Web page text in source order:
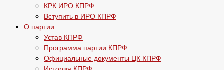
КРК ИРО КПРФ
Вступить в ИРО КПРФ
О партии
Устав КПРФ
Программа партии КПРФ
Официальные документы ЦК КПРФ